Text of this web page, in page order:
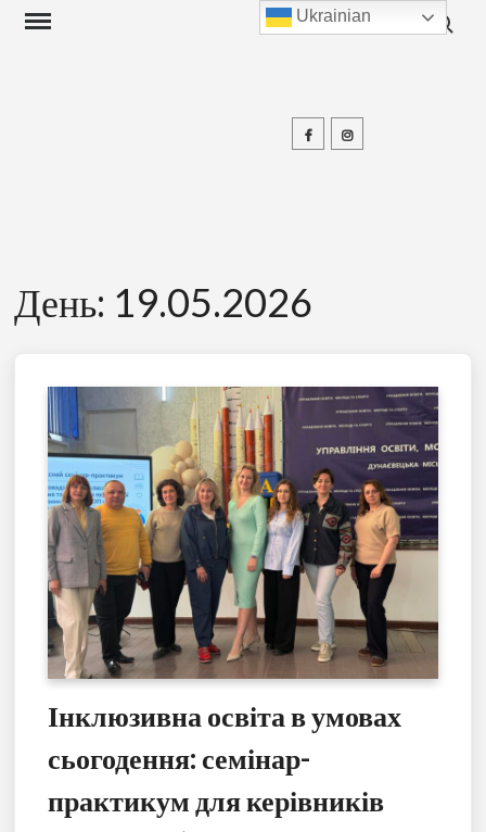
Skip
Search
FacebookInstagram
День: 19.05.2026
Інклюзивна освіта в умовах
сьогодення: семінар-
практикум для керівників
Ukrainian